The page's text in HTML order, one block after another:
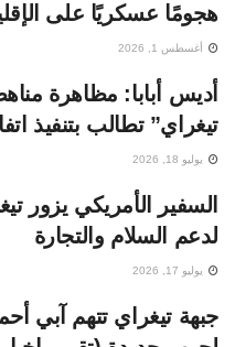
هجومًا عسكريًا على
أغسطس 1, 2026
أديس أبابا: مظاهرة
تيغراي” تطالب بتنفيذ
يوليو 18, 2026
السفير الأمريكي يزور
لدعم السلام والتجارة
يوليو 17, 2026
جبهة تيغراي تتهم آبي